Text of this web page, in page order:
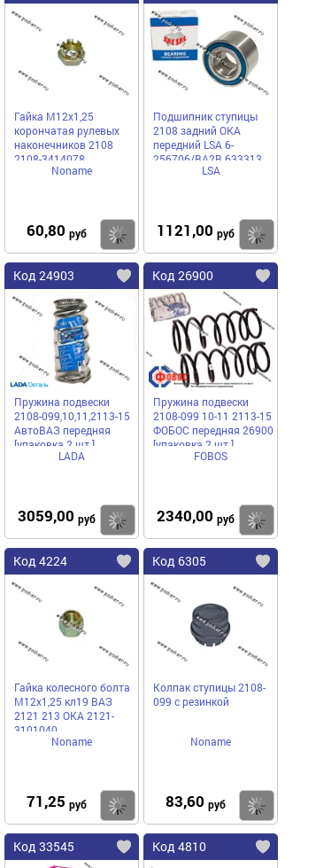
Гайка М12х1,25
корончатая рулевых
наконечников 2108
2108-3414078
Noname
60,80 руб Купить
Подшипник ступицы
2108 задний ОКА
передний LSA 6-
256706/BA2B 633313
LSA
1121,00 руб
Код 24903
Пружина подвески
2108-099,10,11,2113-15
АвтоВАЗ передняя
[упаковка 2 шт.]
LADA
3059,00 руб Купить
Код 26900
Пружина подвески
2108-099 10-11 2113-15
ФОБОС передняя 26900
[упаковка 2 шт.]
FOBOS
2340,00 руб
Код 4224
Гайка колесного болта
М12х1,25 кл19 ВАЗ
2121 213 ОКА 2121-
3101040
Noname
71,25 руб Купить
Код 6305
Колпак ступицы 2108-
099 с резинкой
Noname
83,60 руб
Код 33545 Код 4810